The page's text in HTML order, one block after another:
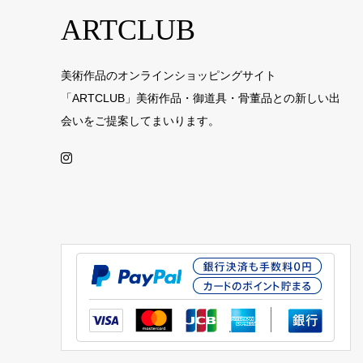
ARTCLUB
美術作品のオンラインショッピングサイト
「ARTCLUB」美術作品・御道具・骨董品との新しい出
会いをご提案してまいります。